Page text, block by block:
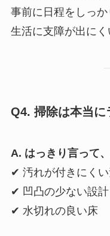
事前に日程をしっか
生活に支障が出に
Q4. 掃除は本当に
A. はっきり言って
✔ 汚れが付きにく
✔ 凹凸の少ない設計
✔ 水切れの良い床